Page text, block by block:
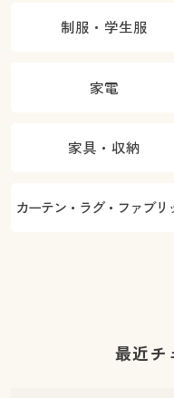
制服・学生服
家電
家具・収納
カーテン・ラグ・ファブリ
最近チ